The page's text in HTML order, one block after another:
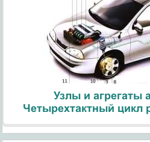
Узлы и агрегаты
Четырехтактный цикл